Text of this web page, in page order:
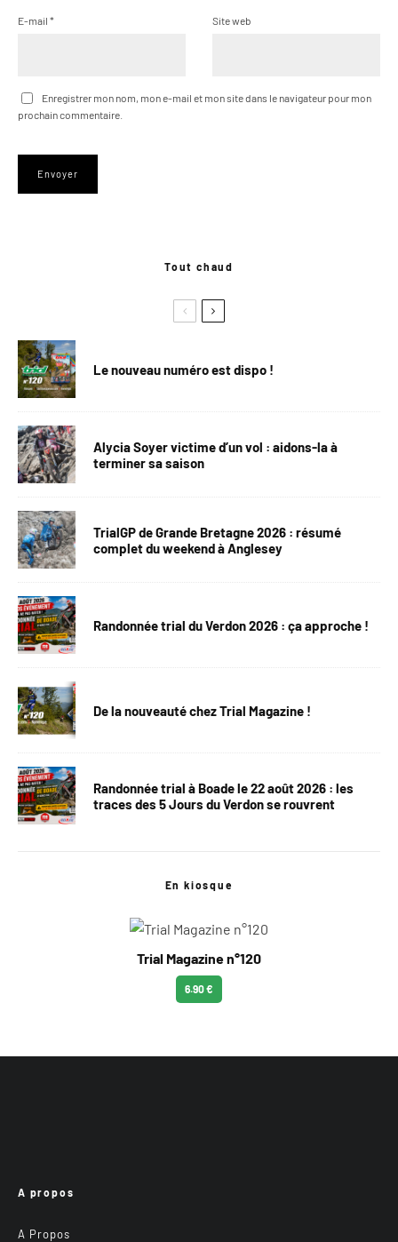
E-mail * Site web
Enregistrer mon nom, mon e-mail et mon site dans le navigateur pour mon
prochain commentaire.
Tout chaud
Le nouveau numéro est dispo !
Alycia Soyer victime d’un vol : aidons-la à
terminer sa saison
TrialGP de Grande Bretagne 2026 : résumé
complet du weekend à Anglesey
Randonnée trial du Verdon 2026 : ça approche !
De la nouveauté chez Trial Magazine !
Randonnée trial à Boade le 22 août 2026 : les
traces des 5 Jours du Verdon se rouvrent
En kiosque
Trial Magazine n°120
6.90 €
A propos
A Propos